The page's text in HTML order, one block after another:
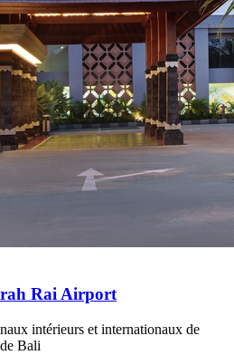
Rai Airport
intérieurs et internationaux de
Bali